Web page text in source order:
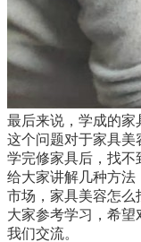
最后来说，学成的家
这个问题对于家具美
学完修家具后，找不
给大家讲解几种方法
市场，家具美容怎么
大家参考学习，希
我们交流。